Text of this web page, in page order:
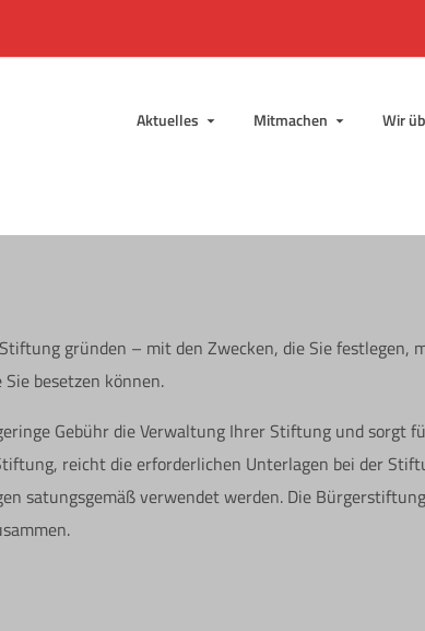
Aktuelles Mitmachen Wir
gründen – mit den Zwecken, die Sie festlegen,
besetzen können.
Gebühr die Verwaltung Ihrer Stiftung und sorgt
reicht die erforderlichen Unterlagen bei der
satungsgemäß verwendet werden. Die